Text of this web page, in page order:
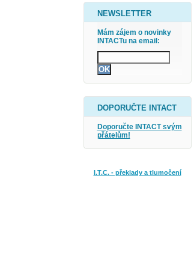
NEWSLETTER
Mám zájem o novinky
INTACTu na email:
DOPORUČTE INTACT
Doporučte INTACT svým
přátelům!
I.T.C. - překlady a tlumočení